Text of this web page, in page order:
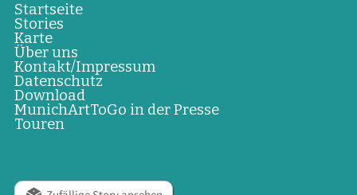
Startseite
Stories
Karte
Über uns
Kontakt/Impressum
Datenschutz
Download
MunichArtToGo in der Presse
Touren